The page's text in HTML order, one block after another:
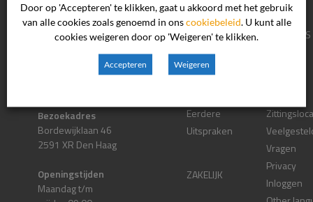
S
Postbus 90600
Bezoekadres
Bordewijklaan 46
2591 XR Den Haag
Openingstijden
Maandag t/m
CONSUMENTEN
Klacht Indienen
Eerdere
Uitspraken
ZAKELIJK
OVER ONS
Vragen
Privacy
Inloggen
Door op 'Accepteren' te klikken, gaat u akkoord met het gebruik
van alle cookies zoals genoemd in onscookiebeleid. U kunt alle
cookies weigeren door op 'Weigeren' te klikken.
Accepteren Weigeren